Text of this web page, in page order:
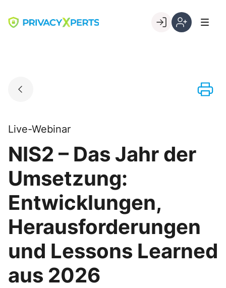
content
Go to landing page.
Live-Webinar
NIS2 – Das Jahr der
Umsetzung:
Entwicklungen,
Herausforderungen
und Lessons Learned
aus 2026